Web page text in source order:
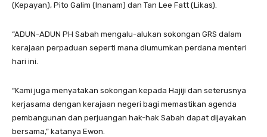
(Kepayan), Pito Galim (Inanam) dan Tan Lee Fatt (Likas).
“ADUN-ADUN PH Sabah mengalu-alukan sokongan GRS dalam
kerajaan perpaduan seperti mana diumumkan perdana menteri
hari ini.
“Kami juga menyatakan sokongan kepada Hajiji dan seterusnya
kerjasama dengan kerajaan negeri bagi memastikan agenda
pembangunan dan perjuangan hak-hak Sabah dapat dijayakan
bersama,” katanya Ewon.